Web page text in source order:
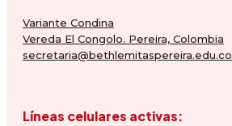
Variante Condina
Vereda El Congolo. Pereira, Colombia
secretaria@bethlemitaspereira.edu.co
Líneas celulares activas: